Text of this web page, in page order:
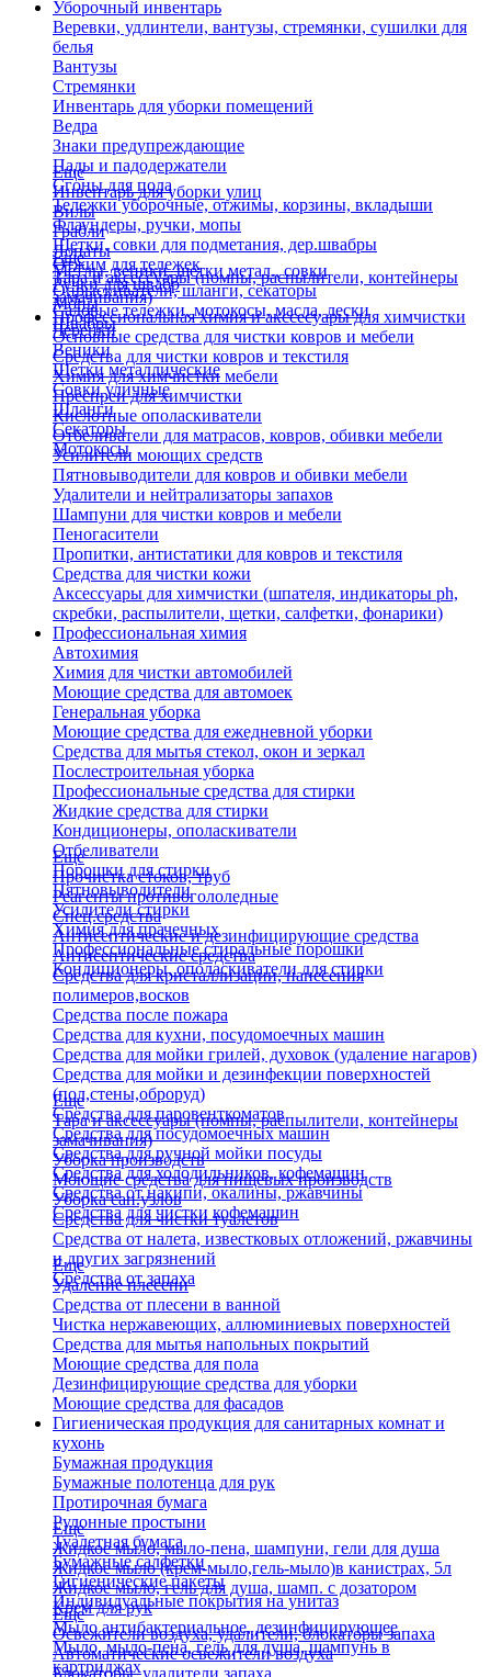
Уборочный инвентарь
Веревки, удлинтели, вантузы, стремянки, сушилки для
белья
Вантузы
Стремянки
Инвентарь для уборки помещений
Ведра
Знаки предупреждающие
Пады и падодержатели
Сгоны для пола
Тележки уборочные, отжимы, корзины, вкладыши
Флаундеры, ручки, мопы
Щетки, совки для подметания, дер.швабры
Отжим для тележек
Ручки для швабр
Мопы
Швабры
Еще
Инвентарь для уборки улиц
Вилы
Грабли
Лопаты
Метлы, веники, щетки метал., совки
Опрыскиватели, шланги, секаторы
Садовые тележки, мотокосы, масла, лески
Черенки
Веники
Щетки металлические
Совки уличные
Шланги
Секаторы
Мотокосы
Еще
Тара и аксессуары (помпы, распылители, контейнеры
замачивания)
Профессиональная химия и акссесуары для химчистки
Основные средства для чистки ковров и мебели
Средства для чистки ковров и текстиля
Химия для химчистки мебели
Преспреи для химчистки
Кислотные ополаскиватели
Отбеливатели для матрасов, ковров, обивки мебели
Усилители моющих средств
Пятновыводители для ковров и обивки мебели
Удалители и нейтрализаторы запахов
Шампуни для чистки ковров и мебели
Пеногасители
Пропитки, антистатики для ковров и текстиля
Средства для чистки кожи
Аксессуары для химчистки (шпателя, индикаторы ph,
скребки, распылители, щетки, салфетки, фонарики)
Профессиональная химия
Автохимия
Химия для чистки автомобилей
Моющие средства для автомоек
Генеральная уборка
Моющие средства для ежедневной уборки
Средства для мытья стекол, окон и зеркал
Послестроительная уборка
Профессиональные средства для стирки
Жидкие средства для стирки
Кондиционеры, ополаскиватели
Отбеливатели
Порошки для стирки
Пятновыводители
Усилители стирки
Химия для прачечных
Профессиональные стиральные порошки
Кондиционеры, ополаскиватели для стирки
Еще
Прочистка стоков, труб
Реагенты противогололедные
Спец.средства
Антисептические и дезинфицирующие средства
Антисептические средства
Средства для кристаллизации, нанесения
полимеров,восков
Средства после пожара
Средства для кухни, посудомоечных машин
Средства для мойки грилей, духовок (удаление нагаров)
Средства для мойки и дезинфекции поверхностей
(пол,стены,оброруд)
Средства для паровенткоматов
Средства для посудомоечных машин
Средства для ручной мойки посуды
Средства для холодильников, кофемашин
Средства от накипи, окалины, ржавчины
Средства для чистки кофемашин
Еще
Тара и аксессуары (помпы, распылители, контейнеры
замачивания)
Уборка производств
Моющие средства для пищевых производств
Уборка сан.узлов
Средства для чистки туалетов
Средства от налета, известковых отложений, ржавчины
и других загрязнений
Средства от запаха
Еще
Удаление плесени
Средства от плесени в ванной
Чистка нержавеющих, аллюминиевых поверхностей
Средства для мытья напольных покрытий
Моющие средства для пола
Дезинфицирующие средства для уборки
Моющие средства для фасадов
Гигиеническая продукция для санитарных комнат и
кухонь
Бумажная продукция
Бумажные полотенца для рук
Протирочная бумага
Рулонные простыни
Туалетная бумага
Бумажные салфетки
Гигиенические пакеты
Индивидуальные покрытия на унитаз
Еще
Жидкое мыло, мыло-пена, шампуни, гели для душа
Жидкое мыло (крем-мыло,гель-мыло)в канистрах, 5л
Жидкое мыло, гель для душа, шамп. с дозатором
Крем для рук
Мыло антибактериальное, дезинфицирующее
Мыло, мыло-пена, гель для душа, шампунь в
картриджах
Еще
Освежители воздуха, удалители, блокаторы запаха
Автоматические освежители воздуха
Блокаторы, удалители запаха